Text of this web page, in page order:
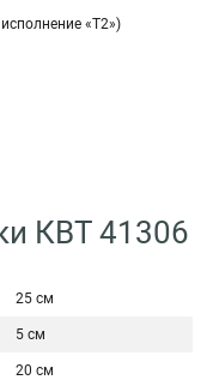
«Т2»)
КВТ 41306
25 см
5 см
20 см